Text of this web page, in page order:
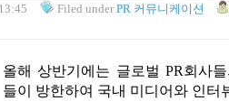
Filed under PR 커뮤니케이션
올해 상반기에는 글로벌 PR회사
들이 방한하여 국내 미디어와 인터